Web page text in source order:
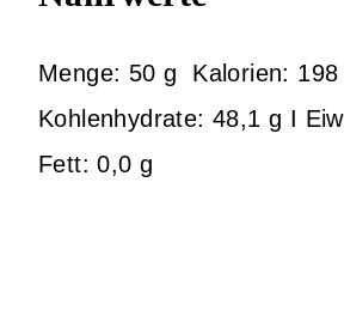
Menge: 50 g Kalorien: 198
Kohlenhydrate: 48,1 g I
Fett: 0,0 g